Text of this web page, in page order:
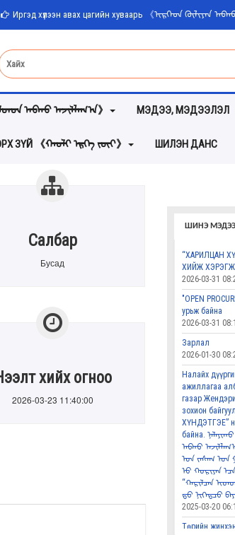
Иргэд хүлээн авах цагийн хуваарь 《ᠢᠷᠭᠡᠳ ᠬᠦᠯᠢᠶᠡᠨ
ᠠᠪᠬᠤ ᠠᠵᠢᠯᠯᠠᠭ᠎ᠠ》 МЭДЭЭ, МЭДЭЭЛЭЛ 《
ЗҮЙ 《ᠬᠠᠤᠯᠢ ᠡᠷᠬᠡ ᠵᠦᠢ》 ШИЛЭН ДАНС
Салбар
Бусад
хийх огноо
2026-03-23 11:40:00
ШИНЭ МЭДЭЭ
“ХАРИЛЦАН
ХИЙЖ
2026-03-31
"OPEN
урьж байна
2026-03-31
Зарлал
2026-01-30
Налайх
ажиллагаа
газар
зохион
ХҮНДЭТГЭЕ”
байна.
ᠠᠪᠬᠤ
ᠤ᠋ᠨ ᠵᠠᠰᠠᠭ ᠤ᠋ᠨ
ᠦ᠋ ᠬᠣᠷᠢᠶᠠᠨ ᠠ᠋ᠴᠠ
“ᠬᠠᠷᠢᠯᠴᠠᠨ
ᠳ᠋ᠤ ᠨᠢᢉᠡᠳᠴᠦ
2025-03-20
Төрийн